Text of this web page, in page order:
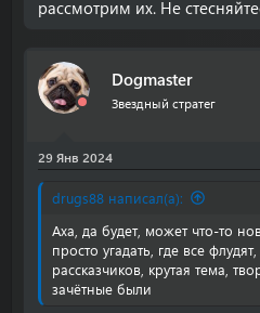
рассмотрим их. Не
Dogmaster
Звездный стратег
29 Янв 2024
drugs88 написал(а):
Аха, да будет, может что-то
просто угадать, где все
рассказчиков, крутая тема,
зачётные были